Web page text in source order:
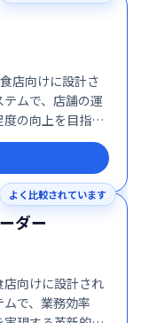
店向けに設計さ
ムで、店舗の運
の向上を目指し
アウトデザイン
により、業務の
よく比較されています
ダー
向けに設計され
で、業務効率